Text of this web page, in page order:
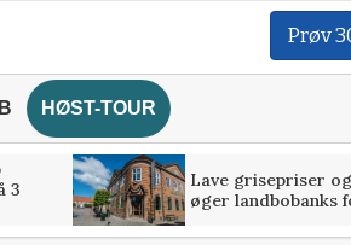
Prøv
HØST-TOUR
3
Lave grisepriser
øger landbobanks